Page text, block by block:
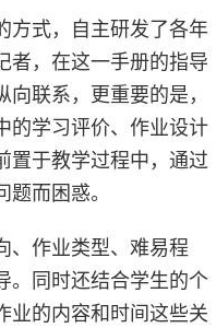
方式，自主研发了各年
者，在这一手册的指导
联系，更重要的是，
的学习评价、作业设计
置于教学过程中，通过
而困惑。
、作业类型、难易程
。同时还结合学生的个
业的内容和时间这些关